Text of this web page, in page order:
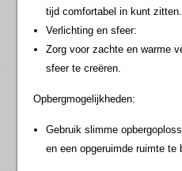
tijd comfortabel in kunt zitten.
Verlichting en sfeer:
Zorg voor zachte en warme
sfeer te creëren.
Opbergmogelijkheden:
Gebruik slimme
en een opgeruimde ruimte te